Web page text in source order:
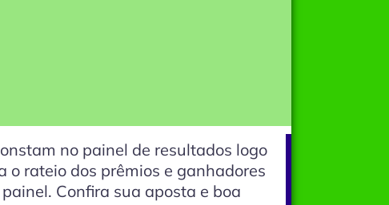
no painel de resultados logo
o rateio dos prêmios e ganhadores
Confira sua aposta e boa